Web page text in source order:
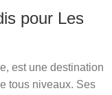
pour Les
est une destination
tous niveaux. Ses